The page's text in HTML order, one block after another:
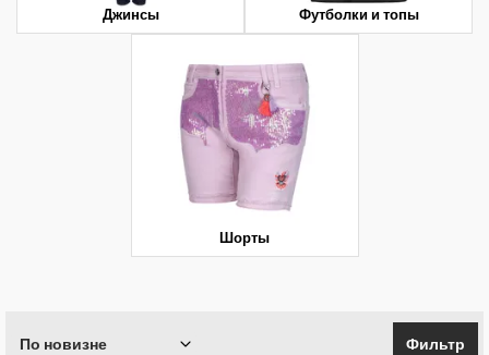
Джинсы Футболки и топы
Шорты
По новизне Фильтр